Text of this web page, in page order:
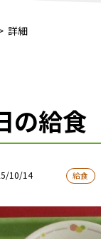
詳細
の給食
10/14 給食